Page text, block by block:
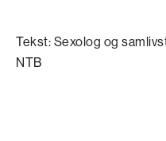
Tekst: Sexolog og
NTB